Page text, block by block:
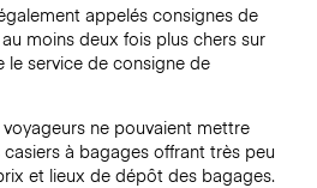
appelés consignes de
moins deux fois plus chers sur
le service de consigne de
ne pouvaient mettre
à bagages offrant très peu
et lieux de dépôt des bagages.